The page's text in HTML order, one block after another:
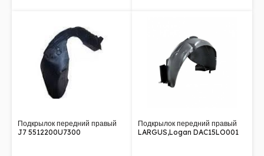
Подкрылок передний правый
J7 5512200U7300
Подкрылок передний правый
LARGUS,Logan DAC15LO001